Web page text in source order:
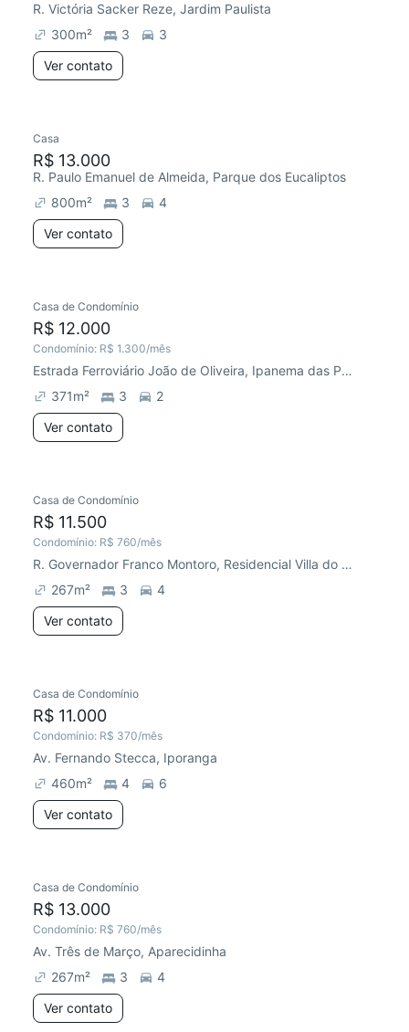
R. Victória Sacker Reze, Jardim Paulista
300m² 3
3
Ver contato
Casa
R$ 13.000
R. Paulo Emanuel de Almeida, Parque dos Eucaliptos
800m² 3
4
Ver contato
Casa de Condomínio
R$ 12.000
Condomínio: R$ 1.300/mês
Estrada Ferroviário João de Oliveira, Ipanema das Pedras
371m² 3
2
Ver contato
Casa de Condomínio
R$ 11.500
Condomínio: R$ 760/mês
R. Governador Franco Montoro, Residencial Villa do Bosque
267m² 3
4
Ver contato
Casa de Condomínio
R$ 11.000
Condomínio: R$ 370/mês
Av. Fernando Stecca, Iporanga
460m² 4
6
Ver contato
Casa de Condomínio
R$ 13.000
Condomínio: R$ 760/mês
Av. Três de Março, Aparecidinha
267m² 3
4
Ver contato